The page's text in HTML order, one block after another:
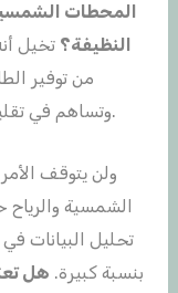
المحطات الشمسية
النظيفة؟ تخيل
من توفير
وتساهم في تقليل استهلاك الوقود الأحفوري بشكل كبير.
ولن يتوقف
الشمسية والرياح
تحليل البيانات
بنسبة كبيرة. هل